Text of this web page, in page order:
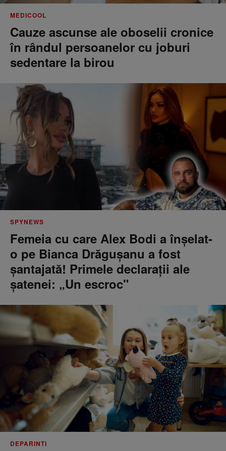
MEDICOOL
Cauze ascunse ale oboselii cronice
în rândul persoanelor cu joburi
sedentare la birou
SPYNEWS
Femeia cu care Alex Bodi a înșelat-
o pe Bianca Drăgușanu a fost
șantajată! Primele declarații ale
șatenei: „Un escroc"
DEPARINTI